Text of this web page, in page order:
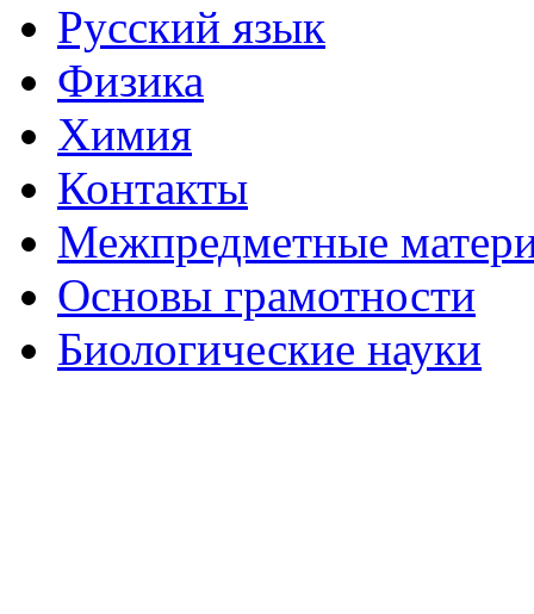
Русский язык
Физика
Химия
Контакты
Межпредметные
Основы грамотности
Биологические науки